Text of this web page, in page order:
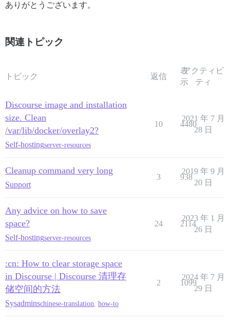
ありがとうございます。
関連トピック
トピック 返信
表
示
アクティビ
ティ
Discourse image and installation
size. Clean
/var/lib/docker/overlay2?
Self-hostingserver-resources
10 4480
2021 年 7 月
28 日
Cleanup command very long
Support
3 938
2019 年 9 月
20 日
Any advice on how to save
space?
Self-hostingserver-resources
24 2114
2023 年 1 月
26 日
:cn: How to clear storage space
in Discourse | Discourse 清理存
储空间的方法
Sysadminschinese-translation how-to
2 1099
2024 年 7 月
29 日